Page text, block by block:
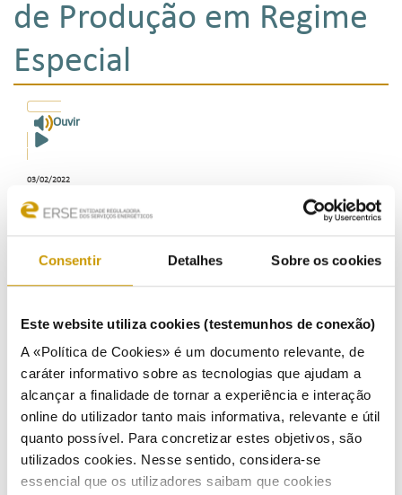
Consentir Detalhes Sobre os cookies
Este website utiliza cookies (testemunhos de conexão)
A «Política de Cookies» é um documento relevante, de
caráter informativo sobre as tecnologias que ajudam a
alcançar a finalidade de tornar a experiência e interação
online do utilizador tanto mais informativa, relevante e útil
quanto possível. Para concretizar estes objetivos, são
utilizados cookies. Nesse sentido, considera-se
essencial que os utilizadores saibam que cookies
de Produção em Regime
Especial
Ouvir
03/02/2022
A ERSE – Entidade Reguladora dos Serviços Energéticos convoca o 4º leilão extraordinário para a
colocação de energia adquirida pelo Comercializador de Último Recurso (CUR) a produtores em
O leilão decorre no dia 17/02/2022, admitindo-se a submissão de ofertas até às 17:00, hora legal
Operacionais da convocatória.
extraordinárias no âmbito do Sistema Elétrico Nacional e do Sistema Nacional de Gás.
Ouvir